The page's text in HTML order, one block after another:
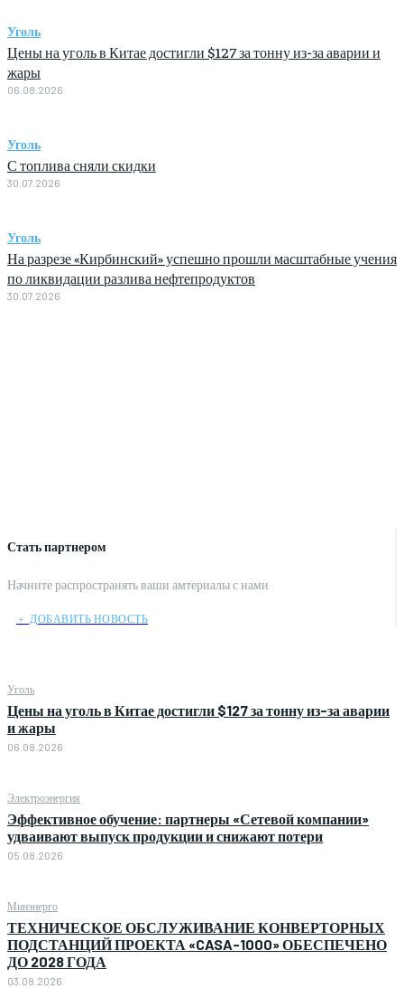
Стать партнером
Начните распространять ваши амтериалы с нами
﹢ ДОБАВИТЬ НОВОСТЬ
Уголь
Цены на уголь в Китае достигли $127 за тонну из-за аварии
и жары
06.08.2026
Электроэнергия
Эффективное обучение: партнеры «Сетевой компании»
удваивают выпуск продукции и снижают потери
05.08.2026
Минэнерго
ТЕХНИЧЕСКОЕ ОБСЛУЖИВАНИЕ КОНВЕРТОРНЫХ
ПОДСТАНЦИЙ ПРОЕКТА «CASA-1000» ОБЕСПЕЧЕНО
ДО 2028 ГОДА
03.08.2026
Уголь
Цены на уголь в Китае достигли $127 за тонну из-за аварии и
жары
06.08.2026
Уголь
С топлива сняли скидки
30.07.2026
Уголь
На разрезе «Кирбинский» успешно прошли масштабные учения
по ликвидации разлива нефтепродуктов
30.07.2026